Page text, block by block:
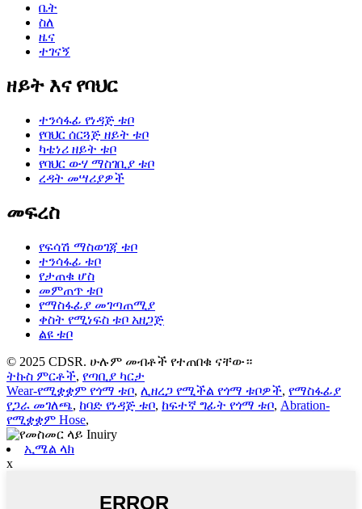
ቤት
ስለ
ዜና
ተገናኝ
ዘይት እና የባህር
ተንሳፋፊ የነዳጅ ቱቦ
የባህር ሰርጓጅ ዘይት ቱቦ
ካቴነሪ ዘይት ቱቦ
የባህር ውሃ ማስገቢያ ቱቦ
ረዳት መሣሪያዎች
መፍረስ
የፍሳሽ ማስወገጃ ቱቦ
ተንሳፋፊ ቱቦ
የታጠቁ ሆስ
መምጠጥ ቱቦ
የማስፋፊያ መገጣጠሚያ
ቀስት የሚነፍስ ቱቦ አዘጋጅ
ልዩ ቱቦ
© 2025 CDSR. ሁሉም መብቶች የተጠበቁ ናቸው።
ትኩስ ምርቶች, የጣቢያ ካርታ
Wear-የሚቋቋም የጎማ ቱቦ, ሊዘረጋ የሚችል የጎማ ቱቦዎች, የማስፋፊያ
የጋራ መገለጫ, ከባድ የነዳጅ ቱቦ, ከፍተኛ ግፊት የጎማ ቱቦ, Abration-
የሚቋቋም Hose,
ኢሜል ላክ
x